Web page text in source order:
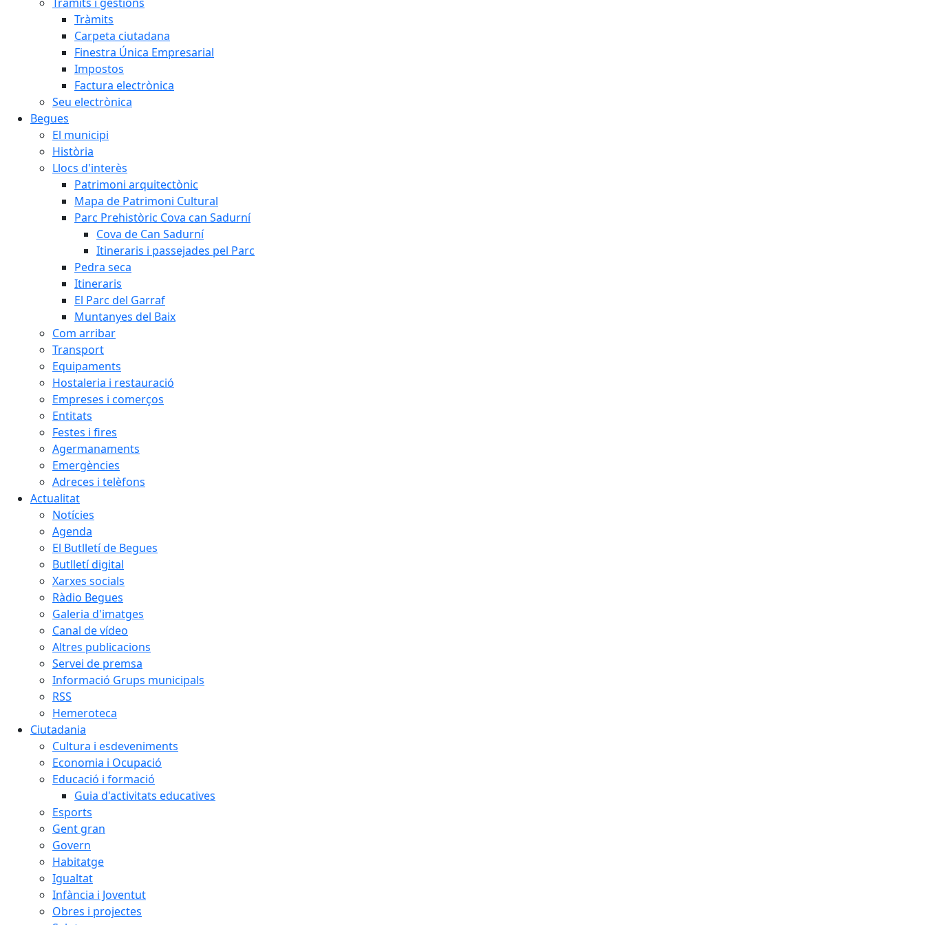
Tràmits
Carpeta ciutadana
Finestra Única Empresarial
Impostos
Factura electrònica
Seu electrònica
Begues
El municipi
Història
Llocs d'interès
Patrimoni arquitectònic
Mapa de Patrimoni Cultural
Parc Prehistòric Cova can Sadurní
Cova de Can Sadurní
Itineraris i passejades pel Parc
Pedra seca
Itineraris
El Parc del Garraf
Muntanyes del Baix
Com arribar
Transport
Equipaments
Hostaleria i restauració
Empreses i comerços
Entitats
Festes i fires
Agermanaments
Emergències
Adreces i telèfons
Actualitat
Notícies
Agenda
El Butlletí de Begues
Butlletí digital
Xarxes socials
Ràdio Begues
Galeria d'imatges
Canal de vídeo
Altres publicacions
Servei de premsa
Informació Grups municipals
RSS
Hemeroteca
Ciutadania
Cultura i esdeveniments
Economia i Ocupació
Educació i formació
Guia d'activitats educatives
Esports
Gent gran
Govern
Habitatge
Igualtat
Infància i Joventut
Obres i projectes